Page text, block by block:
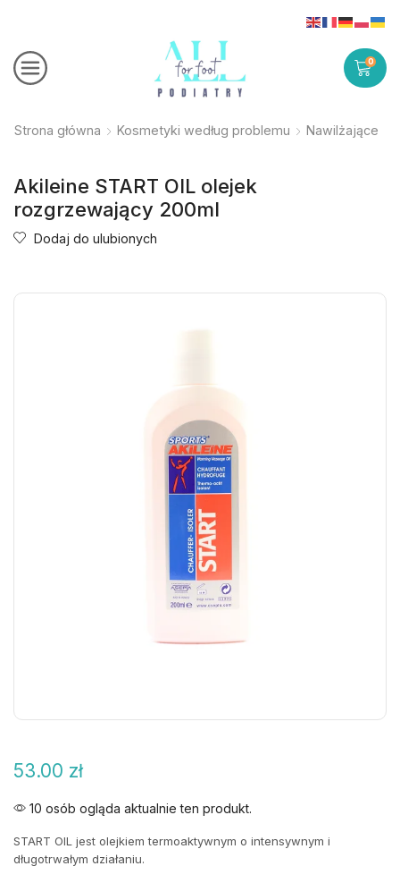
0
Strona główna Kosmetyki według problemu Nawilżające
Akileine START OIL olejek
rozgrzewający 200ml
Dodaj do ulubionych
53.00 zł
10 osób ogląda aktualnie ten produkt.
START OIL jest olejkiem termoaktywnym o intensywnym i
długotrwałym działaniu.